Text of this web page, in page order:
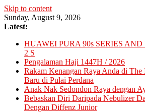
Skip to content
Sunday, August 9, 2026
Latest:
HUAWEI PURA 90s SERIES
2 S
Pengalaman Haji 1447H / 2026
Rakam Kenangan Raya Anda di
Baru di Pulai Perdana
Anak Nak Sedondon Raya dengan
Bebaskan Diri Daripada Nebulizer
Dengan Diffenz Junior